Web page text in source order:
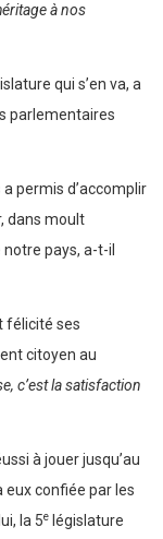
à nos
qui s’en va, a
parlementaires
permis d’accomplir
dans moult
pays, a-t-il
félicité ses
citoyen au
c’est la satisfaction
à jouer jusqu’au
eux confiée par les
la 5e législature